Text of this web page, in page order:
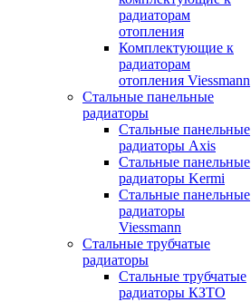
радиаторам
отопления
Комплектующие к
радиаторам
отопления Viessmann
Стальные панельные
радиаторы
Стальные панельные
радиаторы Axis
Стальные панельные
радиаторы Kermi
Стальные панельные
радиаторы
Viessmann
Стальные трубчатые
радиаторы
Стальные трубчатые
радиаторы КЗТО